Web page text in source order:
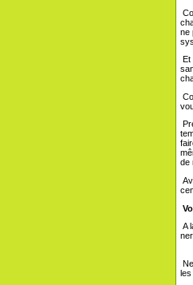
ne
Et
de
A
les